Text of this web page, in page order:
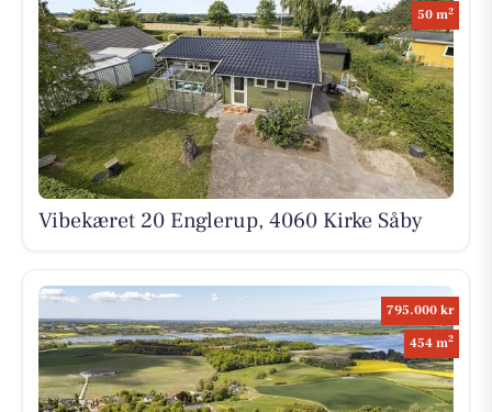
50 m2
Vibekæret 20 Englerup, 4060 Kirke Såby
795.000 kr
454 m2